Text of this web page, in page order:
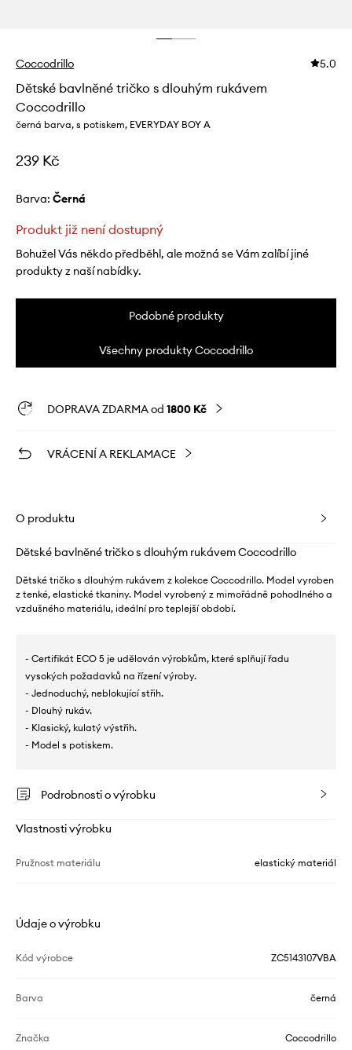
Coccodrillo 5.0
Dětské bavlněné tričko s dlouhým rukávem
Coccodrillo
černá barva, s potiskem, EVERYDAY BOY A
239 Kč
Barva: černá
Produkt již není dostupný
Bohužel Vás někdo předběhl, ale možná se Vám zalíbí jiné
produkty z naší nabídky.
Podobné produkty
Všechny produkty Coccodrillo
DOPRAVA ZDARMA od 1800 Kč
VRÁCENÍ A REKLAMACE
O produktu
Dětské bavlněné tričko s dlouhým rukávem Coccodrillo
Dětské tričko s dlouhým rukávem z kolekce Coccodrillo. Model vyroben
z tenké, elastické tkaniny. Model vyrobený z mimořádně pohodlného a
vzdušného materiálu, ideální pro teplejší období.
- Certifikát ECO 5 je udělován výrobkům, které splňují řadu
vysokých požadavků na řízení výroby.
- Jednoduchý, neblokující střih.
- Dlouhý rukáv.
- Klasický, kulatý výstřih.
- Model s potiskem.
Podrobnosti o výrobku
Vlastnosti výrobku
Pružnost materiálu elastický materiál
Údaje o výrobku
Kód výrobce ZC5143107VBA
Barva černá
Značka Coccodrillo